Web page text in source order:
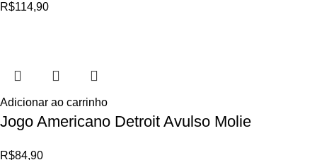
R$114,90
Adicionar ao carrinho
Jogo Americano Detroit Avulso Molie
R$84,90